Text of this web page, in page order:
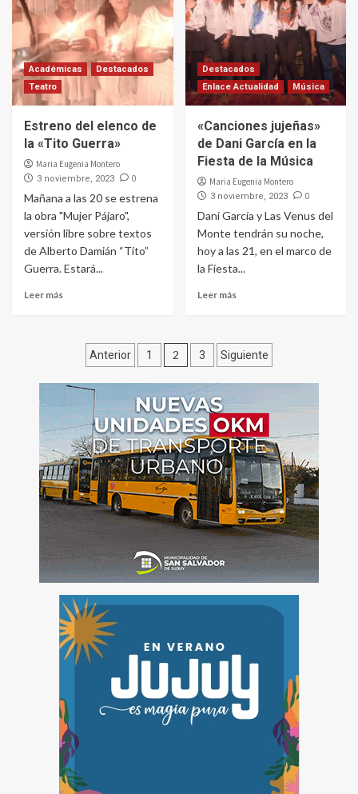
Académicas
Destacados
Teatro
Estreno del elenco de
la «Tito Guerra»
Maria Eugenia Montero
3 noviembre, 2023 0
Mañana a las 20 se estrena
la obra "Mujer Pájaro",
versión libre sobre textos
de Alberto Damián “Tito”
Guerra. Estará...
Leer más
Destacados
Enlace Actualidad
Música
«Canciones jujeñas»
de Dani García en la
Fiesta de la Música
Maria Eugenia Montero
3 noviembre, 2023 0
Dani García y Las Venus del
Monte tendrán su noche,
hoy a las 21, en el marco de
la Fiesta...
Leer más
Paginación
de
entradas
Anterior 1 2 3 Siguiente